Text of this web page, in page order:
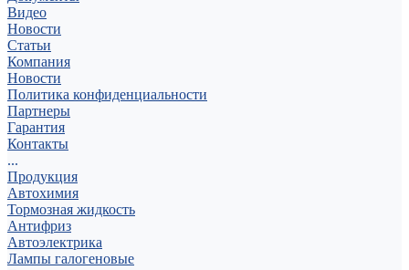
Видео
Новости
Статьи
Компания
Новости
Политика конфиденциальности
Партнеры
Гарантия
Контакты
...
Продукция
Автохимия
Тормозная жидкость
Антифриз
Автоэлектрика
Лампы галогеновые